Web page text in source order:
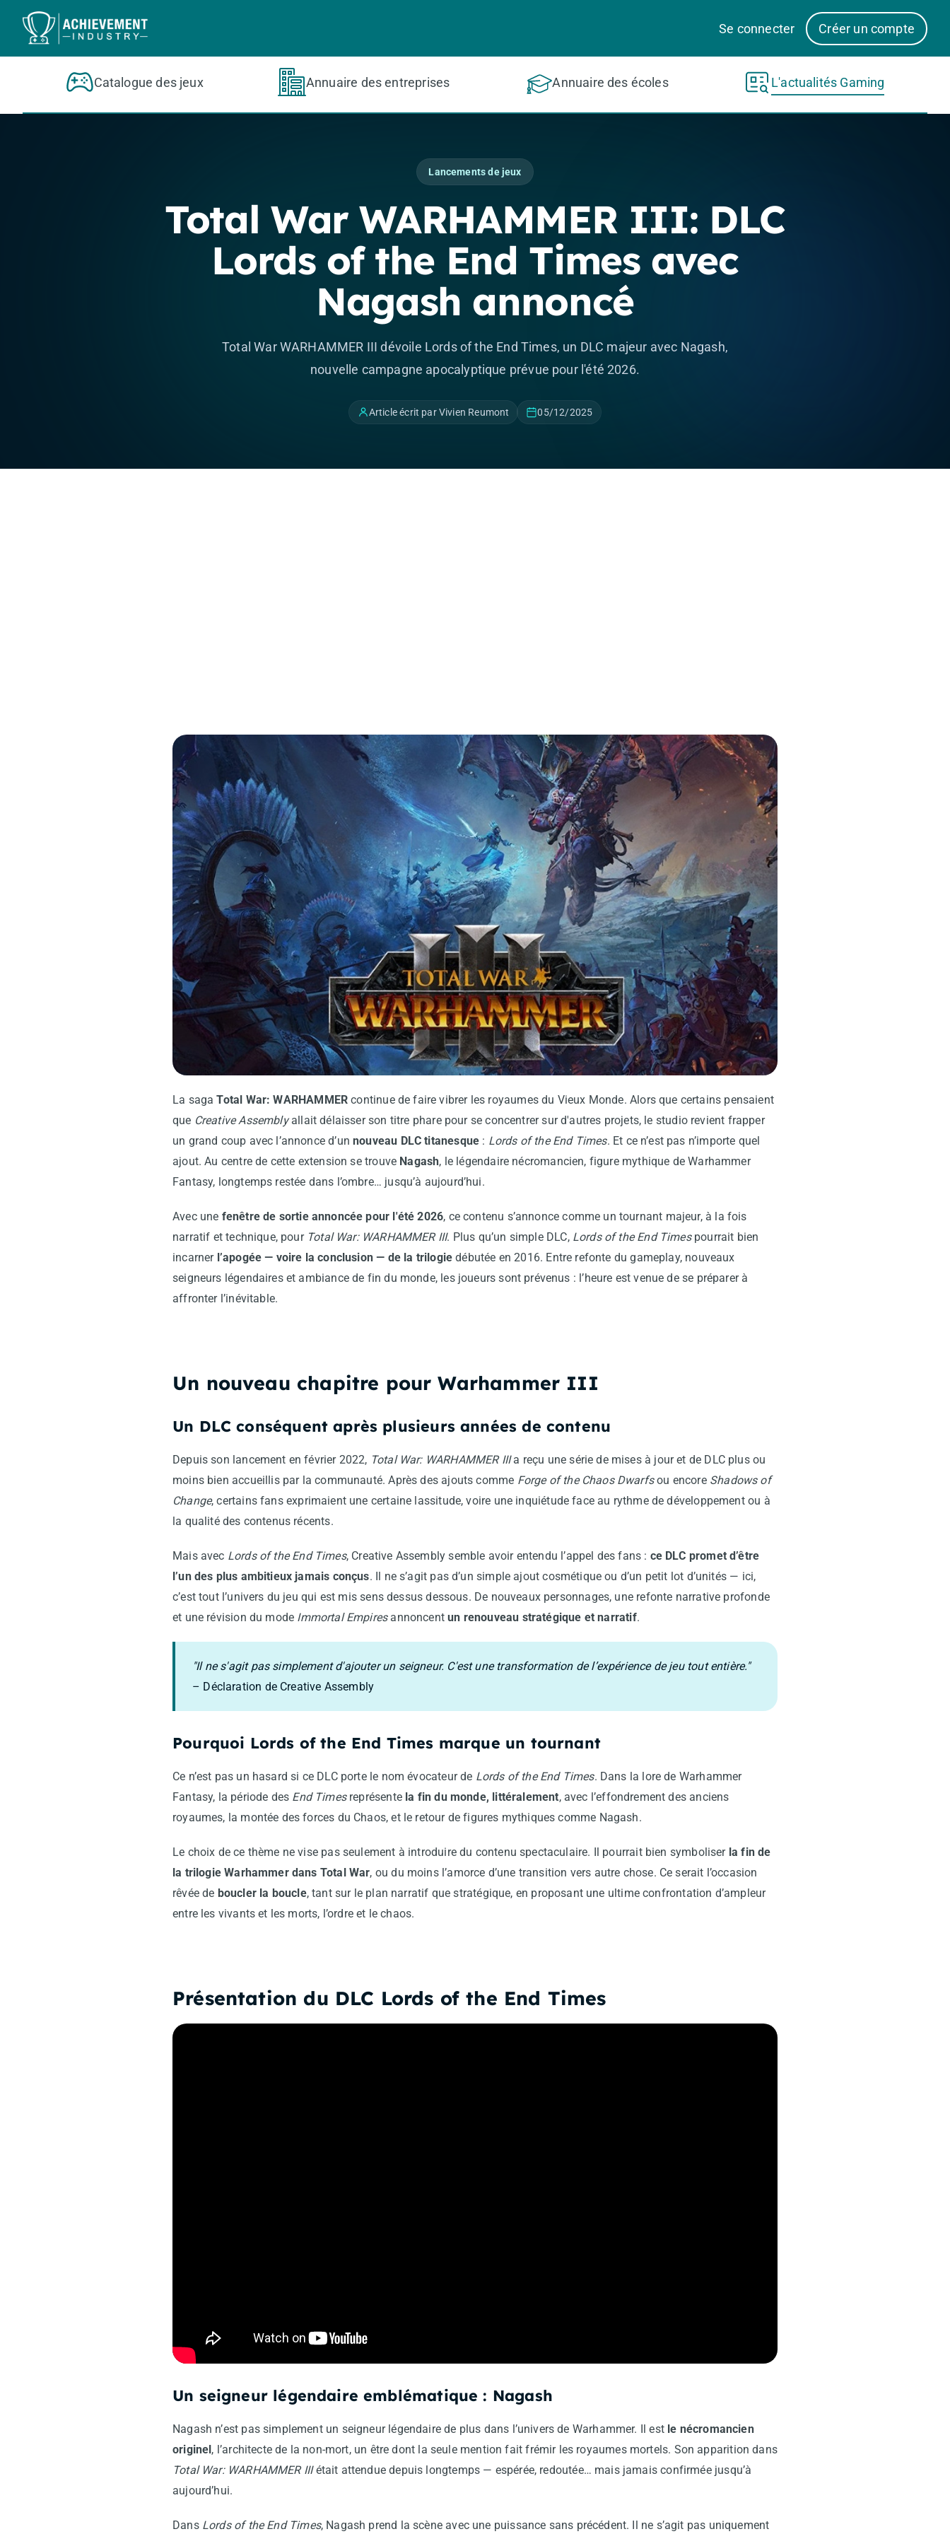
Aller au contenu principal
Se connecter
Créer un compte
Catalogue des jeux Annuaire des entreprises Annuaire des écoles L'actualités Gaming
Lancements de jeux
Total War WARHAMMER III: DLC
Lords of the End Times avec
Nagash annoncé
Total War WARHAMMER III dévoile Lords of the End Times, un DLC majeur avec Nagash,
nouvelle campagne apocalyptique prévue pour l'été 2026.
Article écrit par Vivien Reumont 05/12/2025
La sagaTotal War: WARHAMMER continue de faire vibrer les royaumes du Vieux Monde. Alors que certains pensaient
que Creative Assemblyallait délaisser son titre phare pour se concentrer sur d'autres projets, le studio revient frapper
un grand coup avec l’annonce d’unnouveau DLC titanesque : Lords of the End Times. Et ce n’est pas n’importe quel
ajout. Au centre de cette extension se trouve Nagash, le légendaire nécromancien, figure mythique de Warhammer
Fantasy, longtemps restée dans l’ombre… jusqu’à aujourd’hui.
Avec une fenêtre de sortie annoncée pour l'été 2026, ce contenu s’annonce comme un tournant majeur, à la fois
narratif et technique, pour Total War: WARHAMMER III. Plus qu’un simple DLC, Lords of the End Timespourrait bien
incarner l’apogée — voire la conclusion — de la trilogie débutée en 2016. Entre refonte du gameplay, nouveaux
seigneurs légendaires et ambiance de fin du monde, les joueurs sont prévenus : l’heure est venue de se préparer à
affronter l’inévitable.
Un nouveau chapitre pour Warhammer III
Un DLC conséquent après plusieurs années de contenu
Depuis son lancement en février 2022, Total War: WARHAMMER IIIa reçu une série de mises à jour et de DLC plus ou
moins bien accueillis par la communauté. Après des ajouts comme Forge of the Chaos Dwarfsou encore Shadows of
Change, certains fans exprimaient une certaine lassitude, voire une inquiétude face au rythme de développement ou à
la qualité des contenus récents.
Mais avec Lords of the End Times, Creative Assembly semble avoir entendu l’appel des fans : ce DLC promet d’être
l’un des plus ambitieux jamais conçus. Il ne s’agit pas d’un simple ajout cosmétique ou d’un petit lot d’unités — ici,
c’est tout l’univers du jeu qui est mis sens dessus dessous. De nouveaux personnages, une refonte narrative profonde
et une révision du mode Immortal Empiresannoncentun renouveau stratégique et narratif.
"Il ne s'agit pas simplement d'ajouter un seigneur. C'est une transformation de l’expérience de jeu tout entière."
– Déclaration de Creative Assembly
Pourquoi Lords of the End Times marque un tournant
Ce n’est pas un hasard si ce DLC porte le nom évocateur de Lords of the End Times. Dans la lore de Warhammer
Fantasy, la période des End Timesreprésente la fin du monde, littéralement, avec l’effondrement des anciens
royaumes, la montée des forces du Chaos, et le retour de figures mythiques comme Nagash.
Le choix de ce thème ne vise pas seulement à introduire du contenu spectaculaire. Il pourrait bien symboliser la fin de
la trilogie Warhammer dans Total War, ou du moins l’amorce d’une transition vers autre chose. Ce serait l’occasion
rêvée de boucler la boucle, tant sur le plan narratif que stratégique, en proposant une ultime confrontation d’ampleur
entre les vivants et les morts, l’ordre et le chaos.
Présentation du DLC Lords of the End Times
Un seigneur légendaire emblématique : Nagash
Nagash n’est pas simplement un seigneur légendaire de plus dans l’univers de Warhammer. Il est le nécromancien
originel , l’architecte de la non-mort, un être dont la seule mention fait frémir les royaumes mortels. Son apparition dans
Total War: WARHAMMER IIIétait attendue depuis longtemps — espérée, redoutée… mais jamais confirmée jusqu’à
aujourd’hui.
Dans Lords of the End Times, Nagash prend la scène avec une puissance sans précédent. Il ne s’agit pas uniquement